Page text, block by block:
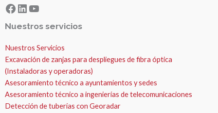
Facebook
LinkedIn
YouTube
Nuestros servicios
Nuestros Servicios
Excavación de zanjas para despliegues de fibra óptica
(Instaladoras y operadoras)
Asesoramiento técnico a ayuntamientos y sedes
Asesoramiento técnico a ingenierías de telecomunicaciones
Detección de tuberías con Georadar